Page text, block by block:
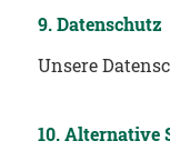
9. Datenschutz
Unsere
10. Alternative